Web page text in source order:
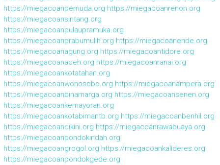
https://miegacoanpemuda.org https://miegacoanrenon.org
https://miegacoansintang.org
https://miegacoanpulaupramuka.org
https://miegacoanprabumulih.org https://miegacoanende.org
https://miegacoanagung.org https://miegacoantidore.org
https://miegacoanaceh.org https://miegacoanranai.org
https://miegacoankotatahan.org
https://miegacoanwonosobo.org https://miegacoanampera.org
https://miegacoanbinamarga.org https://miegacoansenen.org
https://miegacoankemayoran.org
https://miegacoankotabimantb.org https://miegacoanbenhil.org
https://miegacoancikini.org https://miegacoanrawabuaya.org
https://miegacoanpondokindah.org
https://miegacoangrogol.org https://miegacoankalideres.org
https://miegacoanpondokgede.org